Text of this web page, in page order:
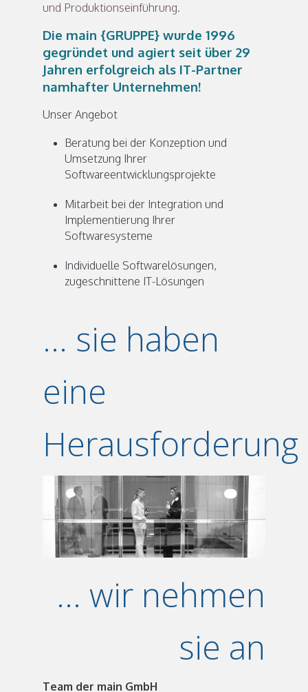
und Produktionseinführung.
Die main {GRUPPE} wurde 1996
gegründet und agiert seit über 29
Jahren erfolgreich als IT-Partner
namhafter Unternehmen!
Unser Angebot
Beratung bei der Konzeption und
Umsetzung Ihrer
Softwareentwicklungsprojekte
Mitarbeit bei der Integration und
Implementierung Ihrer
Softwaresysteme
Individuelle Softwarelösungen,
zugeschnittene IT-Lösungen
... sie haben
eine
Herausforderung
... wir nehmen
sie an
Team der main GmbH